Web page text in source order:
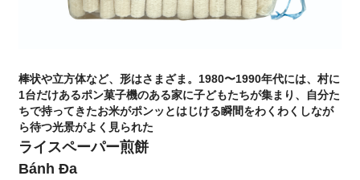
棒状や立方体など、形はさまざま。1980〜1990年代には、村に
1台だけあるポン菓子機のある家に子どもたちが集まり、自分た
ちで持ってきたお米がポンッとはじける瞬間をわくわくしなが
ら待つ光景がよく見られた
ライスペーパー煎餅
Bánh Đa